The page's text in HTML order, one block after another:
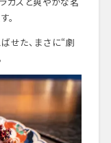
。
せた、まさに“劇